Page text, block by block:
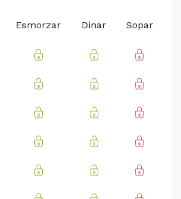
Esmorzar Dinar Sopar